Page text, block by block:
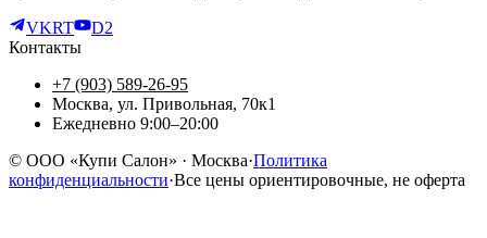
VKRT
D2
Контакты
+7 (903) 589-26-95
Москва, ул. Привольная, 70к1
Ежедневно 9:00–20:00
© ООО «Купи Салон» · Москва·Политика
конфиденциальности·Все цены ориентировочные, не оферта